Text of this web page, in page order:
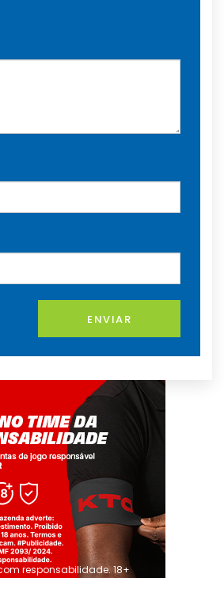
ENVIAR
responsabilidade. 18+